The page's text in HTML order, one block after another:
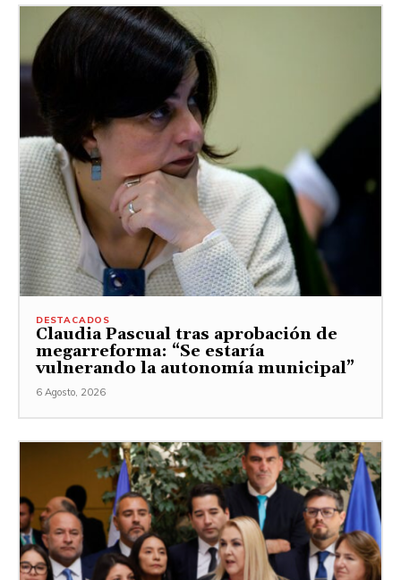
DESTACADOS
Claudia Pascual tras aprobación de
megarreforma: “Se estaría
vulnerando la autonomía municipal”
6 Agosto, 2026